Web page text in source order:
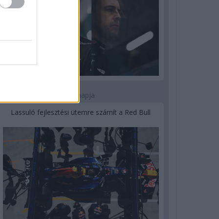
3 napja
Lassuló fejlesztési ütemre számít a Red Bull